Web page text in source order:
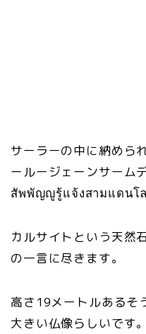
サーラーの中に納めら
ールージェーンサーム
สัพพัญญูรู้แจ้งสามแดนโล
カルサイトという天然
の一言に尽きます。
高さ19メートルあるそ
大きい仏像らしいです。